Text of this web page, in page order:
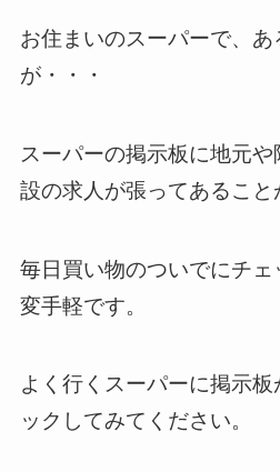
お住まいのスーパーで、
が・・・
スーパーの掲示板に地元
設の求人が張ってあること
毎日買い物のついでにチ
変手軽です。
よく行くスーパーに掲示
ックしてみてください。